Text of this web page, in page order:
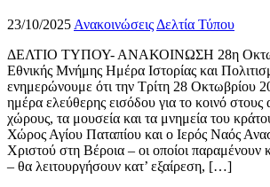
23/10/2025 Ανακοινώσεις Δελτία Τύπου
ΔΕΛΤΙΟ ΤΥΠΟΥ- ΑΝΑΚΟΙΝΩΣΗ 28η
Εθνικής Μνήμης Ημέρα Ιστορίας και
ενημερώνουμε ότι την Τρίτη 28 Οκτωβρίου
ημέρα ελεύθερης εισόδου για το κοινό στους
χώρους, τα μουσεία και τα μνημεία του
Χώρος Αγίου Παταπίου και ο Ιερός Ναός
Χριστού στη Βέροια – οι οποίοι παραμένουν
– θα λειτουργήσουν κατ’ εξαίρεση, […]